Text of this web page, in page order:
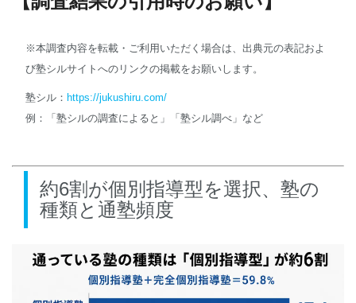
※本調査内容を転載・ご利用いただく場合は、出典元の表記およ
び塾シルサイトへのリンクの掲載をお願いします。
塾シル： https://jukushiru.com/
例：「塾シルの調査によると」「塾シル調べ」など
約6割が個別指導型を選択、塾の
種類と通塾頻度